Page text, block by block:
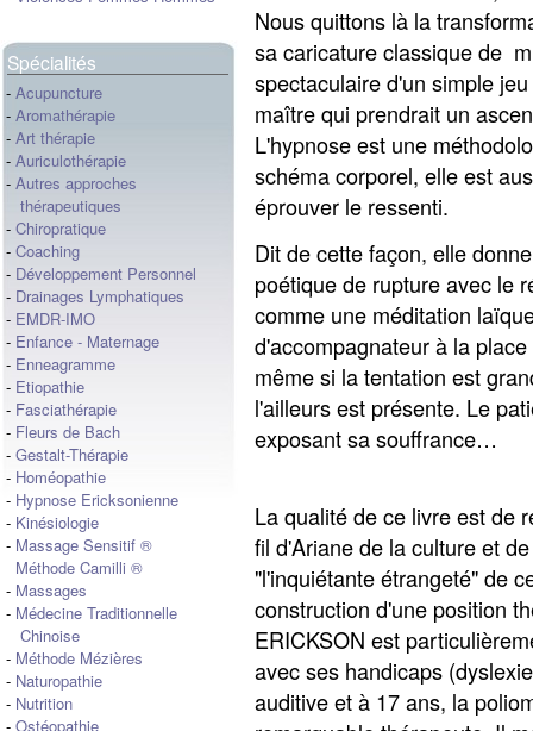
Spécialités
- Acupuncture
- Aromathérapie
- Art thérapie
- Auriculothérapie
- Autres approches
thérapeutiques
- Chiropratique
- Coaching
- Développement Personnel
- Drainages Lymphatiques
- EMDR-IMO
- Enfance - Maternage
- Enneagramme
- Etiopathie
- Fasciathérapie
- Fleurs de Bach
- Gestalt-Thérapie
- Homéopathie
- Hypnose Ericksonienne
- Kinésiologie
- Massage Sensitif ®
Méthode Camilli ®
- Massages
- Médecine Traditionnelle
Chinoise
- Méthode Mézières
- Naturopathie
- Nutrition
- Ostéopathie
Nous quittons là la
sa caricature classique de
spectaculaire d'un simple
maître qui prendrait un
L'hypnose est une
schéma corporel, elle est
éprouver le ressenti.
Dit de cette façon, elle
poétique de rupture avec le
comme une méditation
d'accompagnateur à la
même si la tentation est
l'ailleurs est présente. Le
exposant sa souffrance…
La qualité de ce livre est de
fil d'Ariane de la culture et
"l'inquiétante étrangeté" de
construction d'une position
ERICKSON est
avec ses handicaps
auditive et à 17 ans, la